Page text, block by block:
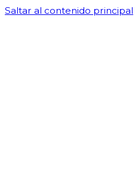
Saltar al contenido principal